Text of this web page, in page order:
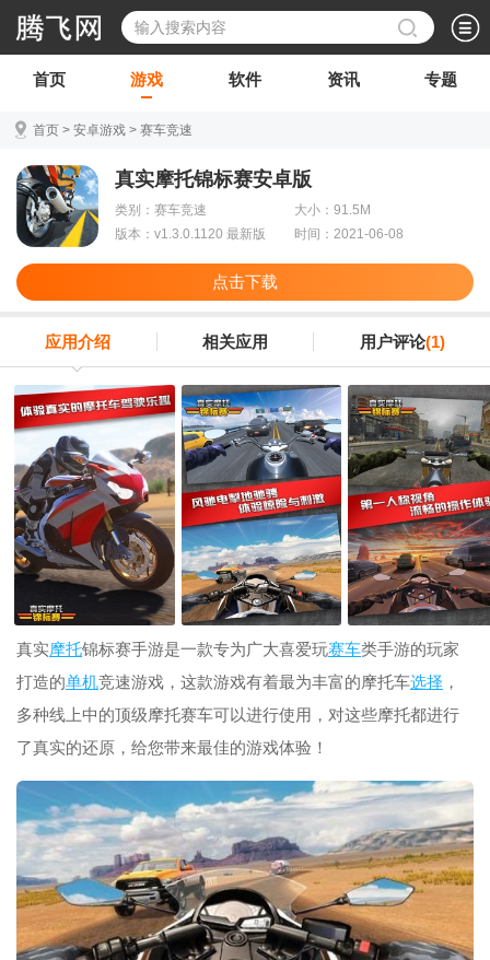
首页 游戏 软件 资讯 专题
首页 > 安卓游戏 > 赛车竞速
真实摩托锦标赛安卓版
类别：赛车竞速
大小：91.5M
版本：v1.3.0.1120 最新版
时间：2021-06-08
点击下载
应用介绍 相关应用 用户评论(1)
真实摩托锦标赛手游是一款专为广大喜爱玩赛车类手游的玩家
打造的单机竞速游戏，这款游戏有着最为丰富的摩托车选择 ，
多种线上中的顶级摩托赛车可以进行使用，对这些摩托都进行
了真实的还原，给您带来最佳的游戏体验！